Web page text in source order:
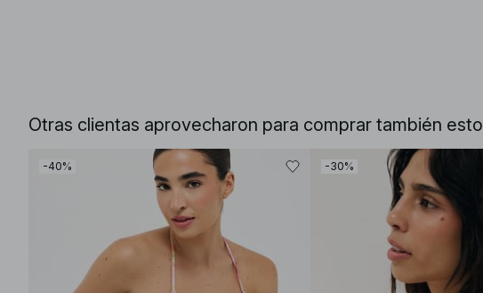
Otras clientas aprovecharon para comprar también esto
-40% -30%